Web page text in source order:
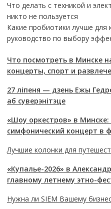
Что делать с техникой и
никто не пользуется
Какие пробиотики лучше для
руководство по выбору
Что посмотреть в Минске
концерты, спорт и
27 ліпеня — дзень Ежы
аб суверэнітэце
«Шоу оркестров» в
симфонический концерт в
Лучшие колонки для
«Купалье-2026» в
главному летнему этно-
Нужна ли SIEM Вашему